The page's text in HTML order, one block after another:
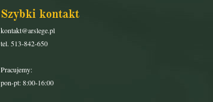
Szybki kontakt
kontakt@arslege.pl
tel. 513-842-650
Pracujemy:
pon-pt: 8:00-16:00